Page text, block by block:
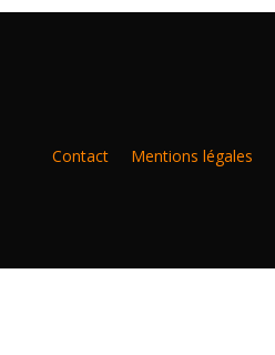
Contact Mentions légales